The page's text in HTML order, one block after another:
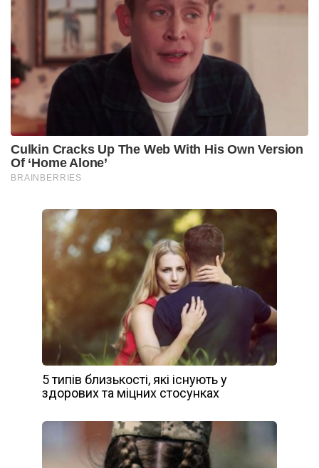
5 типів близькості, які існують у
здорових та міцних стосунках